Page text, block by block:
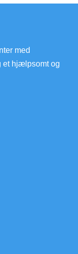
med
et hjælpsomt og